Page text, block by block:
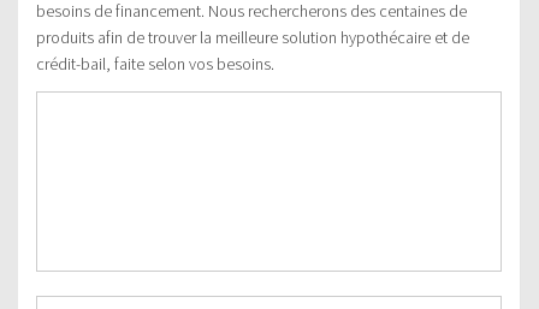
besoins de financement. Nous rechercherons des centaines de
produits afin de trouver la meilleure solution hypothécaire et de
crédit-bail, faite selon vos besoins.